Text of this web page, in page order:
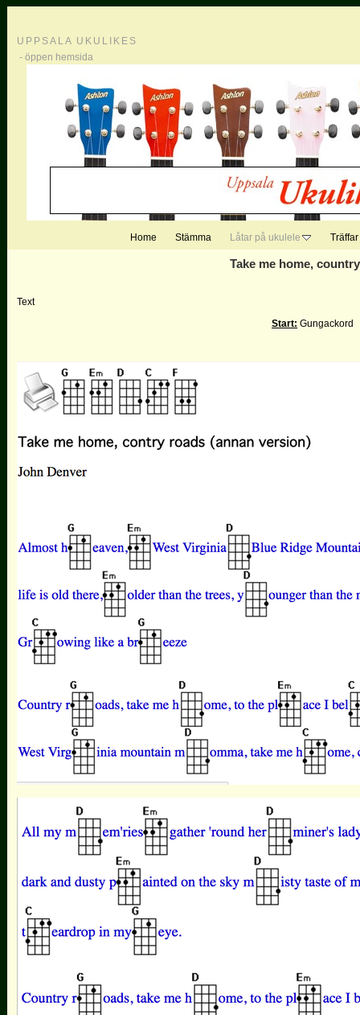
UPPSALA UKULIKES
- öppen hemsida
Home Stämma Låtar på ukulele Träffar
Take me home,
Text
Start: Gungackord